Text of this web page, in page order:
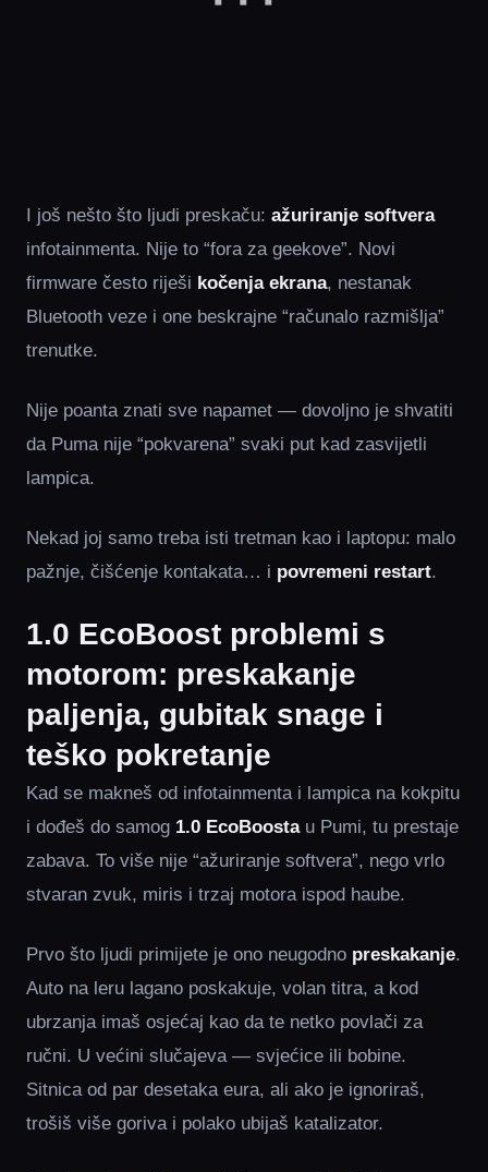
I još nešto što ljudi preskaču: ažuriranje softvera
infotainmenta. Nije to “fora za geekove”. Novi
firmware često riješi kočenja ekrana, nestanak
Bluetooth veze i one beskrajne “računalo razmišlja”
trenutke.
Nije poanta znati sve napamet — dovoljno je shvatiti
da Puma nije “pokvarena” svaki put kad zasvijetli
lampica.
Nekad joj samo treba isti tretman kao i laptopu: malo
pažnje, čišćenje kontakata… i povremeni restart.
1.0 EcoBoost problemi s
motorom: preskakanje
paljenja, gubitak snage i
teško pokretanje
Kad se makneš od infotainmenta i lampica na kokpitu
i dođeš do samog 1.0 EcoBoostau Pumi, tu prestaje
zabava. To više nije “ažuriranje softvera”, nego vrlo
stvaran zvuk, miris i trzaj motora ispod haube.
Prvo što ljudi primijete je ono neugodno preskakanje.
Auto na leru lagano poskakuje, volan titra, a kod
ubrzanja imaš osjećaj kao da te netko povlači za
ručni. U većini slučajeva — svjećice ili bobine.
Sitnica od par desetaka eura, ali ako je ignoriraš,
trošiš više goriva i polako ubijaš katalizator.